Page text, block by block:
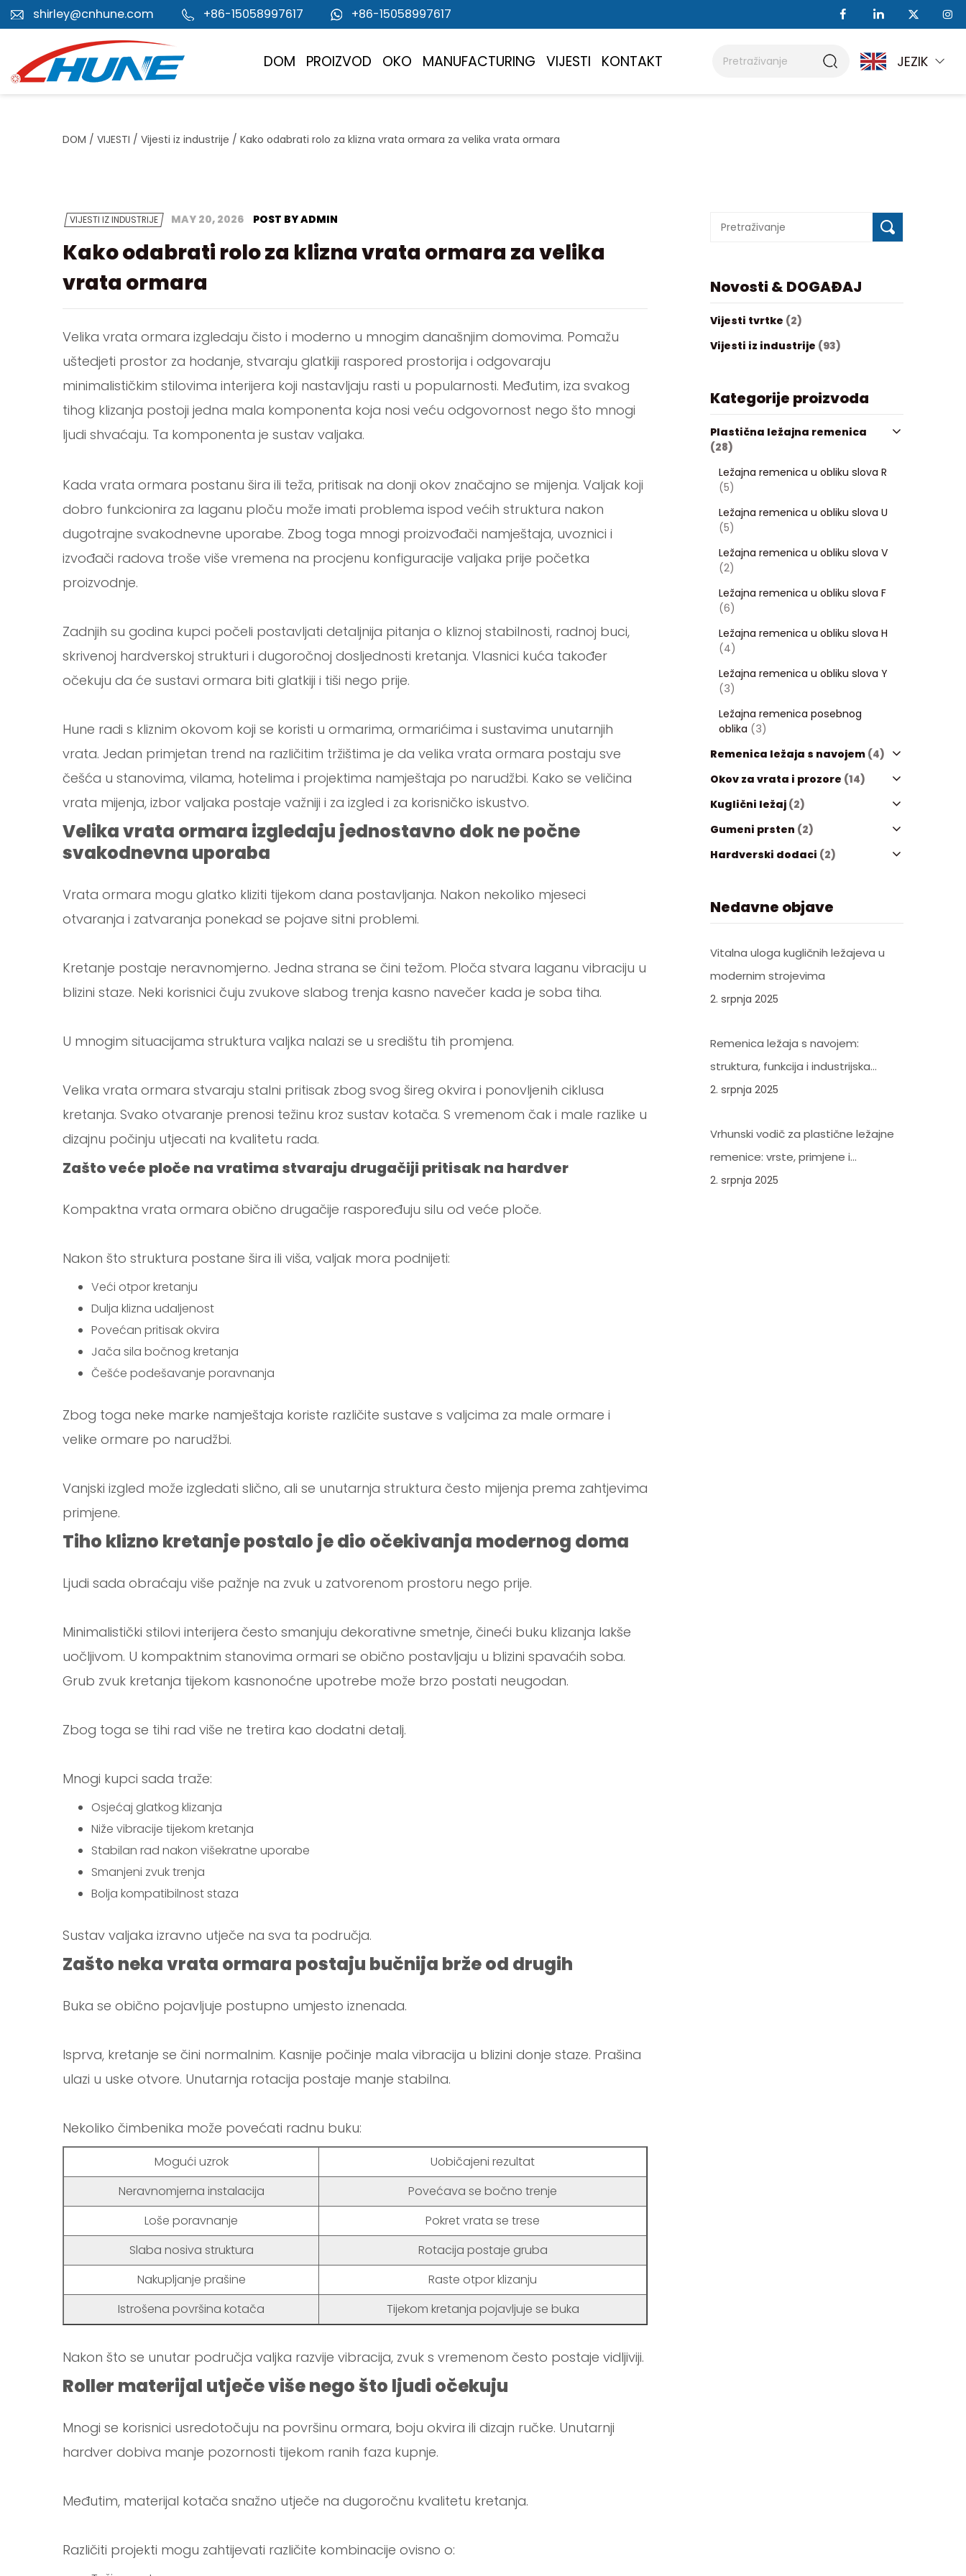
shirley@cnhune.com +86-15058997617 +86-15058997617
DOM PROIZVOD OKO MANUFACTURING VIJESTI KONTAKT JEZIK
DOM / VIJESTI / Vijesti iz industrije / Kako odabrati rolo za klizna vrata ormara za velika vrata ormara
VIJESTI IZ INDUSTRIJE MAY 20, 2026 POST BY ADMIN
Kako odabrati rolo za klizna vrata ormara za velika
vrata ormara
Velika vrata ormara izgledaju čisto i moderno u mnogim današnjim domovima. Pomažu
uštedjeti prostor za hodanje, stvaraju glatkiji raspored prostorija i odgovaraju
minimalističkim stilovima interijera koji nastavljaju rasti u popularnosti. Međutim, iza svakog
tihog klizanja postoji jedna mala komponenta koja nosi veću odgovornost nego što mnogi
ljudi shvaćaju. Ta komponenta je sustav valjaka.
Kada vrata ormara postanu šira ili teža, pritisak na donji okov značajno se mijenja. Valjak koji
dobro funkcionira za laganu ploču može imati problema ispod većih struktura nakon
dugotrajne svakodnevne uporabe. Zbog toga mnogi proizvođači namještaja, uvoznici i
izvođači radova troše više vremena na procjenu konfiguracije valjaka prije početka
proizvodnje.
Zadnjih su godina kupci počeli postavljati detaljnija pitanja o kliznoj stabilnosti, radnoj buci,
skrivenoj hardverskoj strukturi i dugoročnoj dosljednosti kretanja. Vlasnici kuća također
očekuju da će sustavi ormara biti glatkiji i tiši nego prije.
Hune radi s kliznim okovom koji se koristi u ormarima, ormarićima i sustavima unutarnjih
vrata. Jedan primjetan trend na različitim tržištima je da velika vrata ormara postaju sve
češća u stanovima, vilama, hotelima i projektima namještaja po narudžbi. Kako se veličina
vrata mijenja, izbor valjaka postaje važniji i za izgled i za korisničko iskustvo.
Velika vrata ormara izgledaju jednostavno dok ne počne
svakodnevna uporaba
Vrata ormara mogu glatko kliziti tijekom dana postavljanja. Nakon nekoliko mjeseci
otvaranja i zatvaranja ponekad se pojave sitni problemi.
Kretanje postaje neravnomjerno. Jedna strana se čini težom. Ploča stvara laganu vibraciju u
blizini staze. Neki korisnici čuju zvukove slabog trenja kasno navečer kada je soba tiha.
U mnogim situacijama struktura valjka nalazi se u središtu tih promjena.
Velika vrata ormara stvaraju stalni pritisak zbog svog šireg okvira i ponovljenih ciklusa
kretanja. Svako otvaranje prenosi težinu kroz sustav kotača. S vremenom čak i male razlike u
dizajnu počinju utjecati na kvalitetu rada.
Zašto veće ploče na vratima stvaraju drugačiji pritisak na hardver
Kompaktna vrata ormara obično drugačije raspoređuju silu od veće ploče.
Nakon što struktura postane šira ili viša, valjak mora podnijeti:
Veći otpor kretanju
Dulja klizna udaljenost
Povećan pritisak okvira
Jača sila bočnog kretanja
Češće podešavanje poravnanja
Zbog toga neke marke namještaja koriste različite sustave s valjcima za male ormare i
velike ormare po narudžbi.
Vanjski izgled može izgledati slično, ali se unutarnja struktura često mijenja prema zahtjevima
primjene.
Tiho klizno kretanje postalo je dio očekivanja modernog doma
Ljudi sada obraćaju više pažnje na zvuk u zatvorenom prostoru nego prije.
Minimalistički stilovi interijera često smanjuju dekorativne smetnje, čineći buku klizanja lakše
uočljivom. U kompaktnim stanovima ormari se obično postavljaju u blizini spavaćih soba.
Grub zvuk kretanja tijekom kasnonoćne upotrebe može brzo postati neugodan.
Zbog toga se tihi rad više ne tretira kao dodatni detalj.
Mnogi kupci sada traže:
Osjećaj glatkog klizanja
Niže vibracije tijekom kretanja
Stabilan rad nakon višekratne uporabe
Smanjeni zvuk trenja
Bolja kompatibilnost staza
Sustav valjaka izravno utječe na sva ta područja.
Zašto neka vrata ormara postaju bučnija brže od drugih
Buka se obično pojavljuje postupno umjesto iznenada.
Isprva, kretanje se čini normalnim. Kasnije počinje mala vibracija u blizini donje staze. Prašina
ulazi u uske otvore. Unutarnja rotacija postaje manje stabilna.
Nekoliko čimbenika može povećati radnu buku:
Mogući uzrok
Uobičajeni rezultat
Neravnomjerna instalacija
Povećava se bočno trenje
Loše poravnanje
Pokret vrata se trese
Slaba nosiva struktura
Rotacija postaje gruba
Nakupljanje prašine
Raste otpor klizanju
Istrošena površina kotača
Tijekom kretanja pojavljuje se buka
Nakon što se unutar područja valjka razvije vibracija, zvuk s vremenom često postaje vidljiviji.
Roller materijal utječe više nego što ljudi očekuju
Mnogi se korisnici usredotočuju na površinu ormara, boju okvira ili dizajn ručke. Unutarnji
hardver dobiva manje pozornosti tijekom ranih faza kupnje.
Međutim, materijal kotača snažno utječe na dugoročnu kvalitetu kretanja.
Različiti projekti mogu zahtijevati različite kombinacije ovisno o:
Novosti & DOGAĐAJ
Vijesti tvrtke (2)
Vijesti iz industrije (93)
Kategorije proizvoda
Plastična ležajna remenica
(28)
Ležajna remenica u obliku slova R
(5)
Ležajna remenica u obliku slova U
(5)
Ležajna remenica u obliku slova V
(2)
Ležajna remenica u obliku slova F
(6)
Ležajna remenica u obliku slova H
(4)
Ležajna remenica u obliku slova Y
(3)
Ležajna remenica posebnog
oblika (3)
Remenica ležaja s navojem (4)
Okov za vrata i prozore (14)
Kuglični ležaj (2)
Gumeni prsten (2)
Hardverski dodaci (2)
Nedavne objave
Vitalna uloga kugličnih ležajeva u
modernim strojevima
2. srpnja 2025
Remenica ležaja s navojem:
struktura, funkcija i industrijska
važnost
2. srpnja 2025
Vrhunski vodič za plastične ležajne
remenice: vrste, primjene i
prednosti
2. srpnja 2025